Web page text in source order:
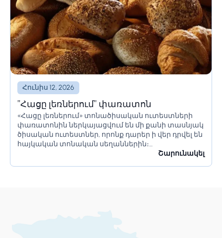
Հունիս 12, 2026
"Հացը լեռներում" փառատոն
«Հացը լեռներում» տոնածիսական ուտեստների
փառատոնին ներկայացվում են մի քանի տասնյակ
ծիսական ուտեստներ, որոնք դարեր ի վեր դրվել են
հայկական տոնական սեղաններին։
Միջոցառմանը մասնակցում են հայկականՇարունակել